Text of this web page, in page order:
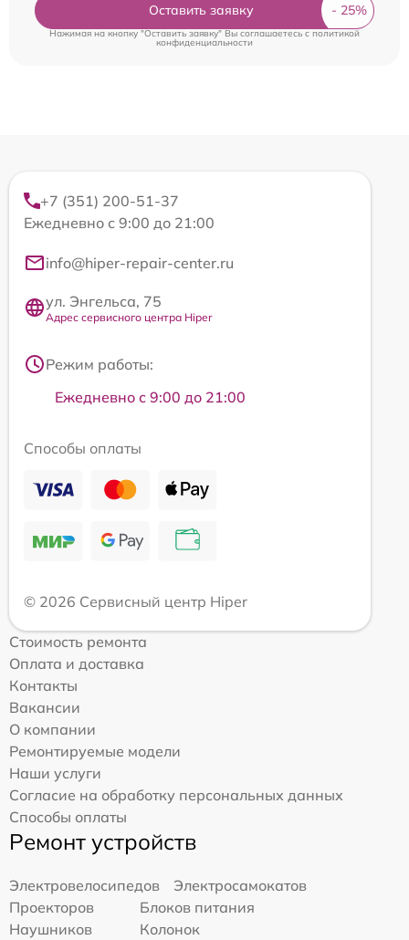
Оставить заявку
Нажимая на кнопку "Оставить заявку" Вы соглашаетесь cполитикой
конфиденциальности
+7 (351) 200-51-37
Ежедневно с 9:00 до 21:00
info@hiper-repair-center.ru
ул. Энгельса, 75
Адрес сервисного центра Hiper
Режим работы:
Ежедневно с 9:00 до 21:00
Способы оплаты
© 2026 Сервисный центр Hiper
Стоимость ремонта
Оплата и доставка
Контакты
Вакансии
О компании
Ремонтируемые модели
Наши услуги
Согласие на обработку персональных данных
Способы оплаты
Ремонт устройств
Электровелосипедов
Электросамокатов
Проекторов
Блоков питания
Наушников
Колонок